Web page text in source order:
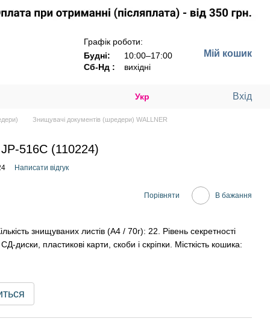
Графік роботи:
Будні:
10:00–17:00
Сб-Нд :
вихідні
Мій кошик
Укр Вхід
Знищувачі документів (шредери) WALLNER
516C (110224)
Написати відгук
Порівняти В бажання
знищуваних листів (А4 / 70г): 22. Рівень секретності
диски, пластикові карти, скоби і скріпки. Місткість кошика: